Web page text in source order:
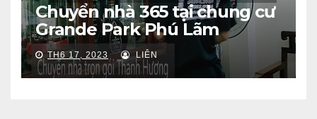
Chuyển nhà 365 tại chung cư
Grande Park Phú Lãm
TH6 17, 2023 LIÊN